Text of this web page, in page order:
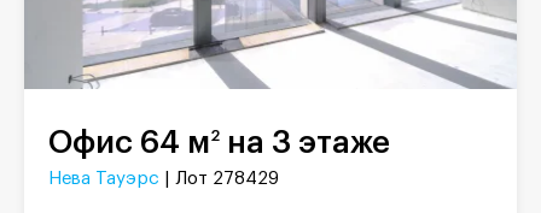
Офис 64 м2 на 3 этаже
Нева Тауэрс | Лот 278429